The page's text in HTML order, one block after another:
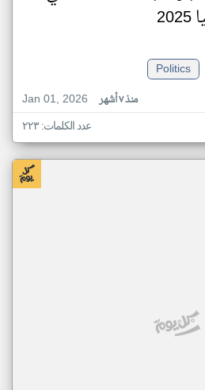
Politics
Jan 01, 2026
منذ ٧ أشهر
عدد الكلمات: ٢٢٣